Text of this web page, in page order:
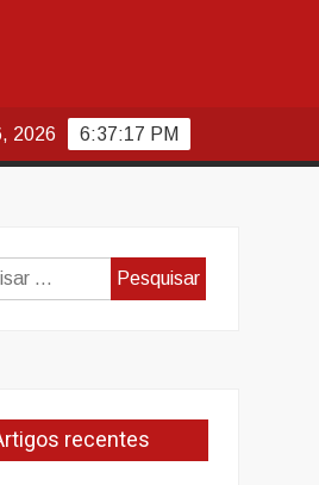
6:37:18 PM
2026
Pesquisar
por:
recentes